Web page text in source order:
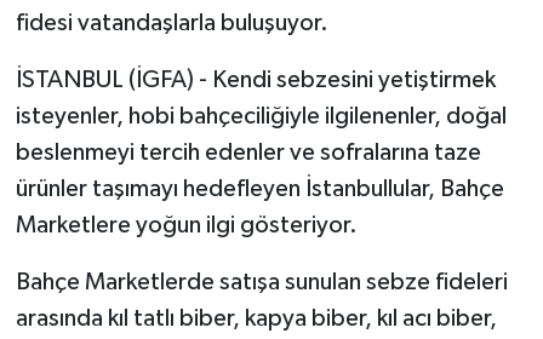
fidesi vatandaşlarla buluşuyor.
İSTANBUL (İGFA) - Kendi sebzesini yetiştirmek
isteyenler, hobi bahçeciliğiyle ilgilenenler, doğal
beslenmeyi tercih edenler ve sofralarına taze
ürünler taşımayı hedefleyen İstanbullular, Bahçe
Marketlere yoğun ilgi gösteriyor.
Bahçe Marketlerde satışa sunulan sebze fideleri
arasında kıl tatlı biber, kapya biber, kıl acı biber,